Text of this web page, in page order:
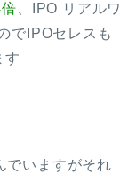
、IPO リアルワ
でIPOセレスも
す
でいますがそれ